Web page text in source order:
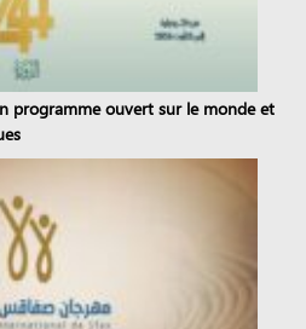
programme ouvert sur le monde et